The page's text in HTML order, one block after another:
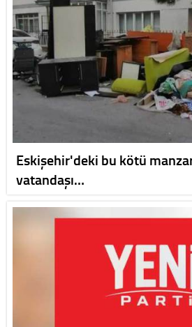
Eskişehir'deki bu kötü
vatandaşı…